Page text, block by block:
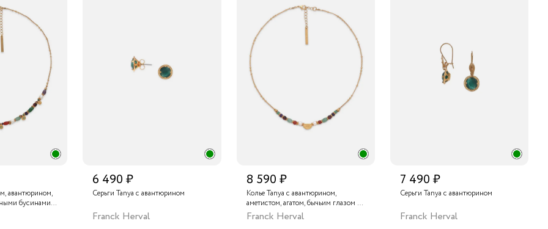
авантюрином,
бусинами,
и
6 490 ₽
Серьги Tanya с авантюрином
Franck Herval
8 590 ₽
Колье Tanya с авантюрином,
аметистом, агатом, бычьим глазом и
жемчугом
Franck Herval
7 490 ₽
Серьги Tanya с авантюрином
Franck Herval